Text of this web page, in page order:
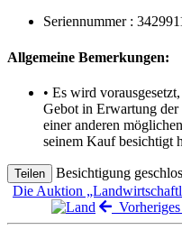
Seriennummer :
Allgemeine Bemerkungen:
• Es wird
Gebot in Erwartung
einer anderen
seinem Kauf besichtigt
Teilen Besichtigung
Die Auktion